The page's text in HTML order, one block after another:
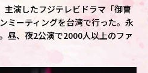
演したフジテレビドラマ「御曹
ミーティングを台湾で行った。永
昼、夜2公演で2000人以上のファ